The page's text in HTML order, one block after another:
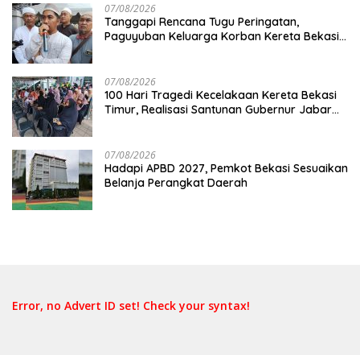
07/08/2026
Tanggapi Rencana Tugu Peringatan,
Paguyuban Keluarga Korban Kereta Bekasi
07/08/2026
100 Hari Tragedi Kecelakaan Kereta Bekasi
Timur, Realisasi Santunan Gubernur Jabar
07/08/2026
Hadapi APBD 2027, Pemkot Bekasi Sesuaikan
Belanja Perangkat Daerah
Error, no Advert ID set! Check your syntax!